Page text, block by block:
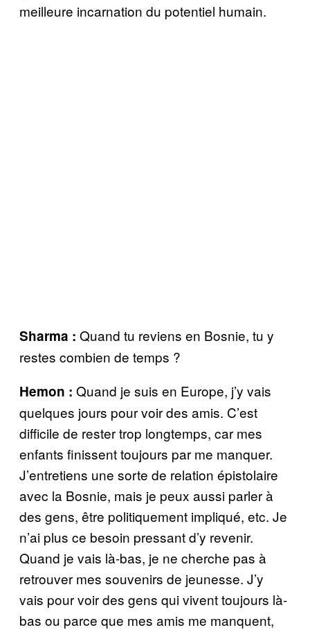
meilleure incarnation du potentiel humain.
Sharma : Quand tu reviens en Bosnie, tu y
restes combien de temps ?
Hemon : Quand je suis en Europe, j’y vais
quelques jours pour voir des amis. C’est
difficile de rester trop longtemps, car mes
enfants finissent toujours par me manquer.
J’entretiens une sorte de relation épistolaire
avec la Bosnie, mais je peux aussi parler à
des gens, être politiquement impliqué, etc. Je
n’ai plus ce besoin pressant d’y revenir.
Quand je vais là-bas, je ne cherche pas à
retrouver mes souvenirs de jeunesse. J’y
vais pour voir des gens qui vivent toujours là-
bas ou parce que mes amis me manquent,